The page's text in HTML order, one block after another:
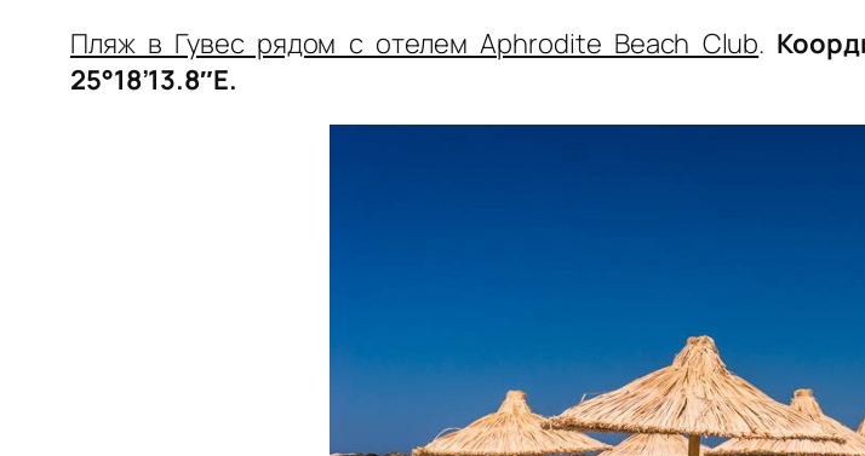
Пляж в Гувес рядом с отелем Aphrodite Beach Club.
25°18’13.8″E.